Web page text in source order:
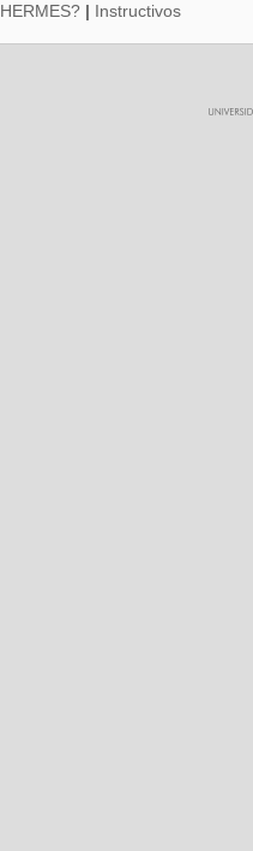
| Instructivos